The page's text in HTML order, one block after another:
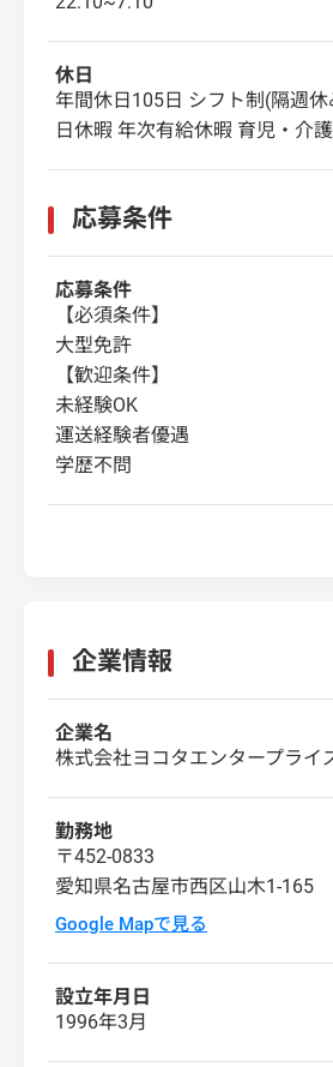
休日
年間休日105日 シフト制(隔週
日休暇 年次有給休暇 育児・介
応募条件
応募条件
【必須条件】
大型免許
【歓迎条件】
未経験OK
運送経験者優遇
学歴不問
企業情報
企業名
株式会社ヨコタエンタープライ
勤務地
〒452-0833
愛知県名古屋市西区山木1-165
Google Mapで見る
設立年月日
1996年3月